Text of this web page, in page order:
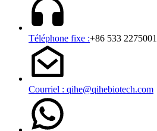
Téléphone fixe :+86 533 2275001
Courriel : qihe@qihebiotech.com